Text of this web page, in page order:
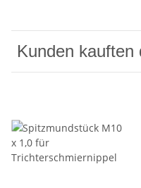
Kunden kauften